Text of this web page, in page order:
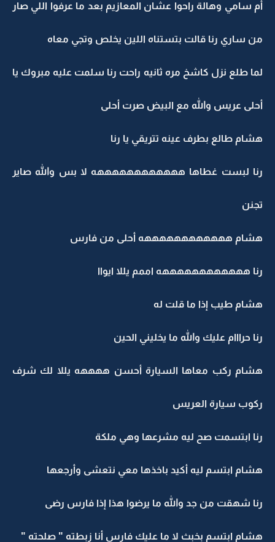
أم سامي وهالة راحوا عشان المعازيم بعد ما عرفوا اللي صار
من ساري رنا قالت بتستناه اللين يخلص وتجي معاه
لما طلع نزل كاشخ مره ثانيه راحت رنا سلمت عليه مبروك يا
أحلى عريس والله مع البيض صرت أحلى
هشام طالع بطرف عينه تتريقي يا رنا
رنا لبست غطاها ههههههههههههه لا بس والله صاير
تجنن
هشام ههههههههههههه أحلى من فارس
رنا ههههههههههههه اممم يللا ايواا
هشام طيب إذا ما قلت له
رنا حرااام عليك والله ما يخليني الحين
هشام ركب معاها السيارة أحسن ههههه يللا لك شرف
ركوب سيارة العريس
رنا ابتسمت صح ليه مشرعها وهي ملكة
هشام ابتسم ليه أكيد باخذها معي نتعشى وأرجعها
رنا شهقت من جد والله ما يرضوا هذا إذا فارس رضى
هشام ابتسم بخبث لا ما عليك فارس أنا زبطته " صلحته "